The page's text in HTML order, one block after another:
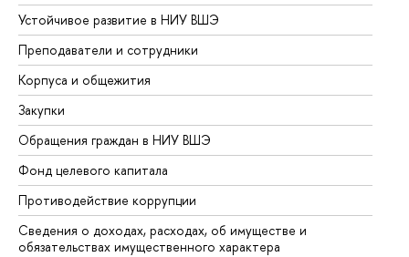
Устойчивое развитие в НИУ ВШЭ
Преподаватели и сотрудники
Корпуса и общежития
Закупки
Обращения граждан в НИУ ВШЭ
Фонд целевого капитала
Противодействие коррупции
Сведения о доходах, расходах, об имуществе и
обязательствах имущественного характера